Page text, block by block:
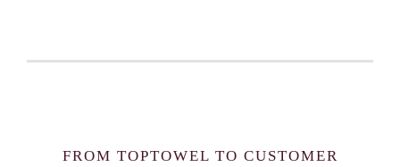
FROM TOPTOWEL TO CUSTOMER